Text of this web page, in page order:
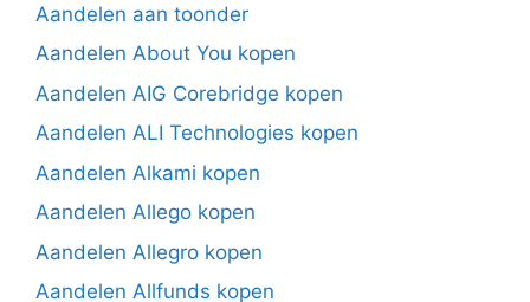
Aandelen aan toonder
Aandelen About You kopen
Aandelen AIG Corebridge kopen
Aandelen ALI Technologies kopen
Aandelen Alkami kopen
Aandelen Allego kopen
Aandelen Allegro kopen
Aandelen Allfunds kopen